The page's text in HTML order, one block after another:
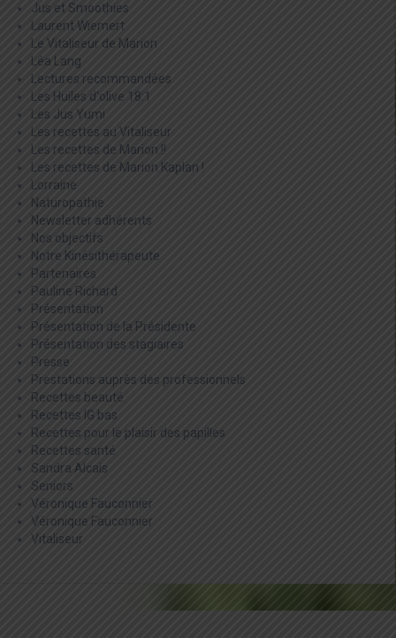
Jus et Smoothies
Laurent Wiemert
Le Vitaliseur de Marion
Léa Lang
Lectures recommandées
Les Huiles d'olive 18:1
Les Jus Yumi
Les recettes au Vitaliseur
Les recettes de Marion !!
Les recettes de Marion Kaplan !
Lorraine
Naturopathie
Newsletter adhérents
Nos objectifs
Notre Kinésithérapeute
Partenaires
Pauline Richard
Présentation
Présentation de la Présidente
Présentation des stagiaires
Presse
Prestations auprès des professionnels
Recettes beauté
Recettes IG bas
Recettes pour le plaisir des papilles
Recettes santé
Sandra Alcais
Seniors
Véronique Fauconnier
Véronique Fauconnier
Vitaliseur